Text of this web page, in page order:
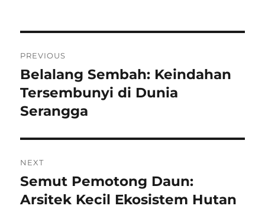
pos
PREVIOUS
Previous
post:
Belalang Sembah: Keindahan
Tersembunyi di Dunia
Serangga
NEXT
Next
post:
Semut Pemotong Daun:
Arsitek Kecil Ekosistem Hutan